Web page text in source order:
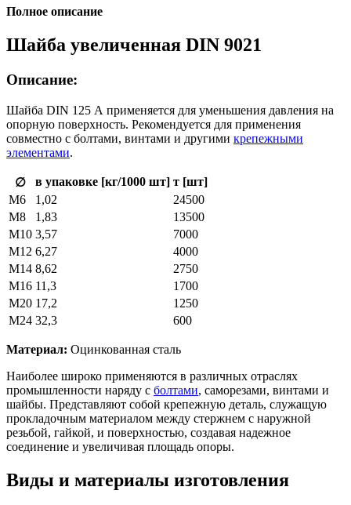
Полное описание
Шайба увеличенная DIN 9021
Описание:
Шайба DIN 125 А применяется для уменьшения давления на
опорную поверхность. Рекомендуется для применения
совместно с болтами, винтами и другими крепежными
элементами.
∅ в упаковке [кг/1000 шт] т [шт]
М6
1,02
24500
М8
1,83
13500
М10 3,57
7000
М12 6,27
4000
М14 8,62
2750
М16 11,3
1700
М20 17,2
1250
М24 32,3 600
Материал: Оцинкованная сталь
Наиболее широко применяются в различных отраслях
промышленности наряду с болтами, саморезами, винтами и
шайбы. Представляют собой крепежную деталь, служащую
прокладочным материалом между стержнем с наружной
резьбой, гайкой, и поверхностью, создавая надежное
соединение и увеличивая площадь опоры.
Виды и материалы изготовления